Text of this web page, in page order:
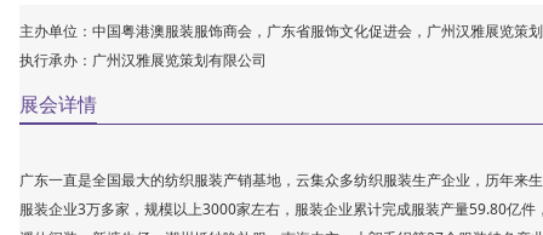
主办单位：中国粤港澳服装服饰商会，广东省服饰文化促进会，广州汉雅展览策
执行承办：广州汉雅展览策划有限公司
展会详情
广东一直是全国最大的纺织服装产销基地，云集众多纺织服装生产企业，历年来
服装企业3万多家，规模以上3000家左右，服装企业累计完成服装产量59.80亿